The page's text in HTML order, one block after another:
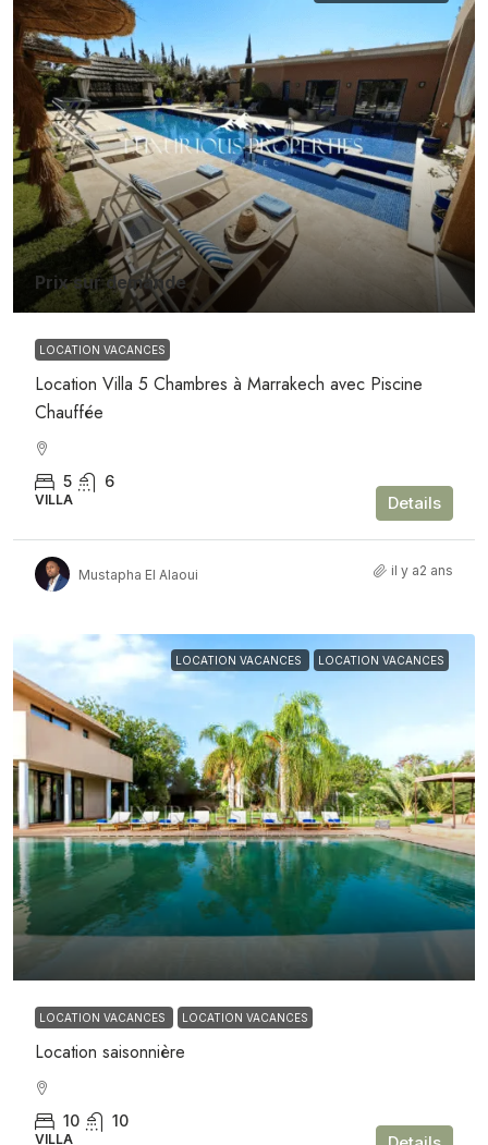
Prix sur demande
LOCATION VACANCES
Location Villa 5 Chambres à Marrakech avec Piscine
Chauffée
5 6
VILLA Details
Mustapha El Alaoui il y a2 ans
LOCATION VACANCES LOCATION VACANCES
LOCATION VACANCES LOCATION VACANCES
Location saisonnière
10 10
VILLA